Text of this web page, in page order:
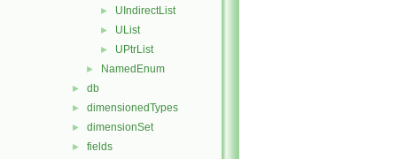
► UIndirectList
► UList
► UPtrList
► NamedEnum
► db
► dimensionedTypes
► dimensionSet
► fields